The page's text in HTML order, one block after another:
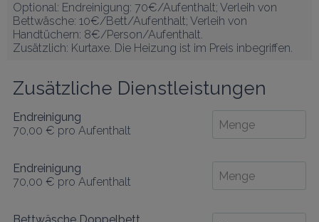
Optional: Endreinigung: 70€/Aufenthalt; Verleih von
Bettwäsche: 10€/Bett/Aufenthalt; Verleih von
Handtüchern: 8€/Person/Aufenthalt.
Zusätzlich: Kurtaxe. Die Heizung ist im Preis inbegriffen.
Zusätzliche Dienstleistungen
Endreinigung
70,00 € pro Aufenthalt
Endreinigung
70,00 € pro Aufenthalt